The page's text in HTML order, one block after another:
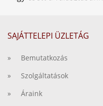
SAJÁTTELEPI ÜZLETÁG
» Bemutatkozás
» Szolgáltatások
» Áraink